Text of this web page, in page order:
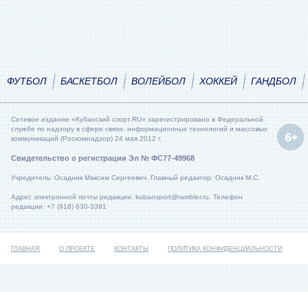
ФУТБОЛ БАСКЕТБОЛ ВОЛЕЙБОЛ ХОККЕЙ ГАНДБОЛ
Сетевое издание «Кубанский спорт.RU» зарегистрировано в Федеральной
службе по надзору в сфере связи, информационных технологий и массовых
коммуникаций (Роскомнадзор) 24 мая 2012 г.
Свидетельство о регистрации Эл № ФС77-49968
Учредитель: Осадник Максим Сергеевич. Главный редактор: Осадник М.С.
Адрес электронной почты редакции: kubansport@rambler.ru. Телефон
редакции: +7 (918) 630-3391
ГЛАВНАЯ О ПРОЕКТЕ КОНТАКТЫ ПОЛИТИКА КОНФИДЕНЦИАЛЬНОСТИ